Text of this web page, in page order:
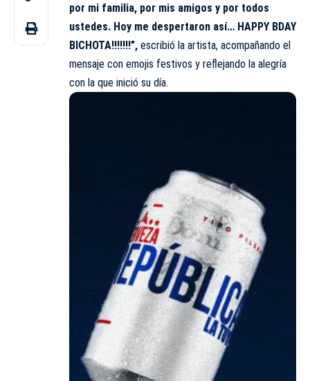
por mi familia, por mis amigos y por todos
ustedes. Hoy me despertaron así… HAPPY BDAY
BICHOTA!!!!!!!”, escribió la artista, acompañando el
mensaje con emojis festivos y reflejando la alegría
con la que inició su día.